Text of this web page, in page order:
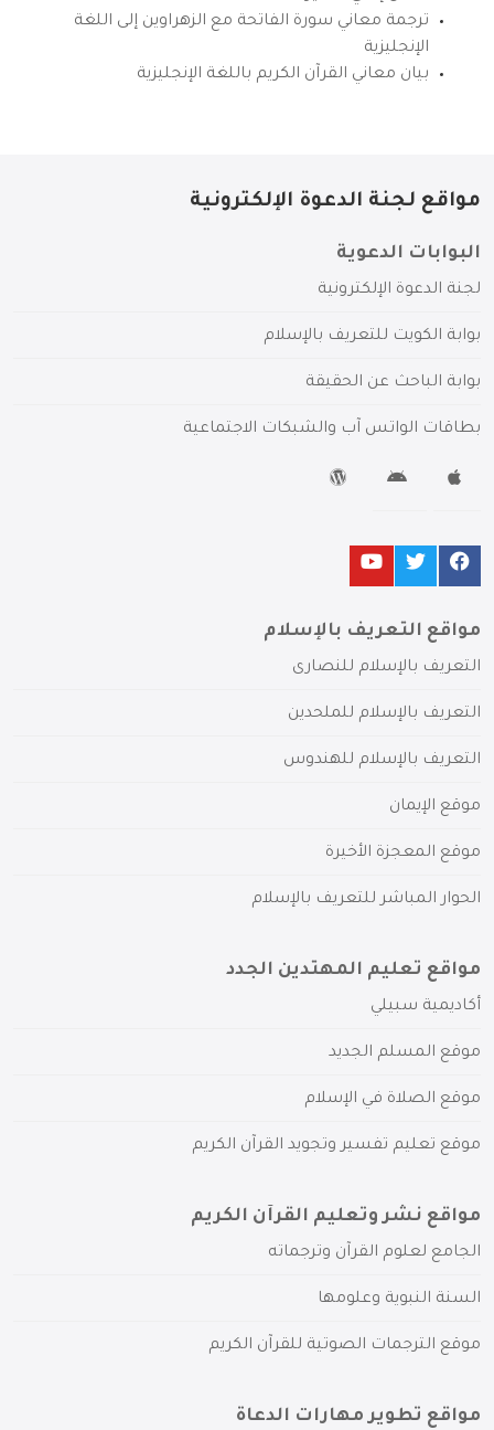
ترجمة معاني سورة الفاتحة مع الزهراوين إلى اللغة
الإنجليزية
بيان معاني القرآن الكريم باللغة الإنجليزية
مواقع لجنة الدعوة الإلكترونية
البوابات الدعوية
لجنة الدعوة الإلكترونية
بوابة الكويت للتعريف بالإسلام
بوابة الباحث عن الحقيقة
بطاقات الواتس آب والشبكات الاجتماعية
مواقع التعريف بالإسلام
التعريف بالإسلام للنصارى
التعريف بالإسلام للملحدين
التعريف بالإسلام للهندوس
موقع الإيمان
موقع المعجزة الأخيرة
الحوار المباشر للتعريف بالإسلام
مواقع تعليم المهتدين الجدد
أكاديمية سبيلي
موقع المسلم الجديد
موقع الصلاة في الإسلام
موقع تعليم تفسير وتجويد القرآن الكريم
مواقع نشر وتعليم القرآن الكريم
الجامع لعلوم القرآن وترجماته
السنة النبوية وعلومها
موقع الترجمات الصوتية للقرآن الكريم
مواقع تطوير مهارات الدعاة